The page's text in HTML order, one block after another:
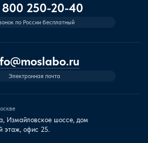
800 250-20-40
по России бесплатный
Электронная почта
Измайловское шоссе, дом
этаж, офис 25.